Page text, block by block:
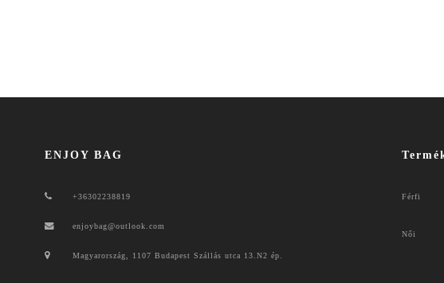
ENJOY BAG
+36302238819
enjoybag@outlook.com
Magyarország, 1107 Budapest Szállás utca 13.N2 ép.
Férfi
Női